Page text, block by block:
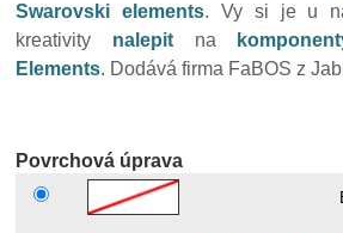
Swarovski elements. Vy si je u
kreativity nalepit na
Elements. Dodává firma FaBOS z
Povrchová úprava